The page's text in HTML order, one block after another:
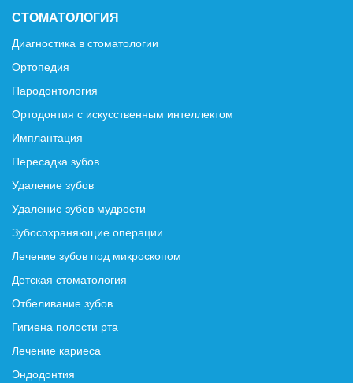
СТОМАТОЛОГИЯ
Диагностика в стоматологии
Ортопедия
Пародонтология
Ортодонтия с искусственным интеллектом
Имплантация
Пересадка зубов
Удаление зубов
Удаление зубов мудрости
Зубосохраняющие операции
Лечение зубов под микроскопом
Детская стоматология
Отбеливание зубов
Гигиена полости рта
Лечение кариеса
Эндодонтия